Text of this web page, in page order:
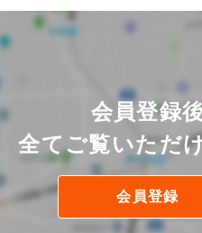
会員登録
全てご覧いただ
会員登録